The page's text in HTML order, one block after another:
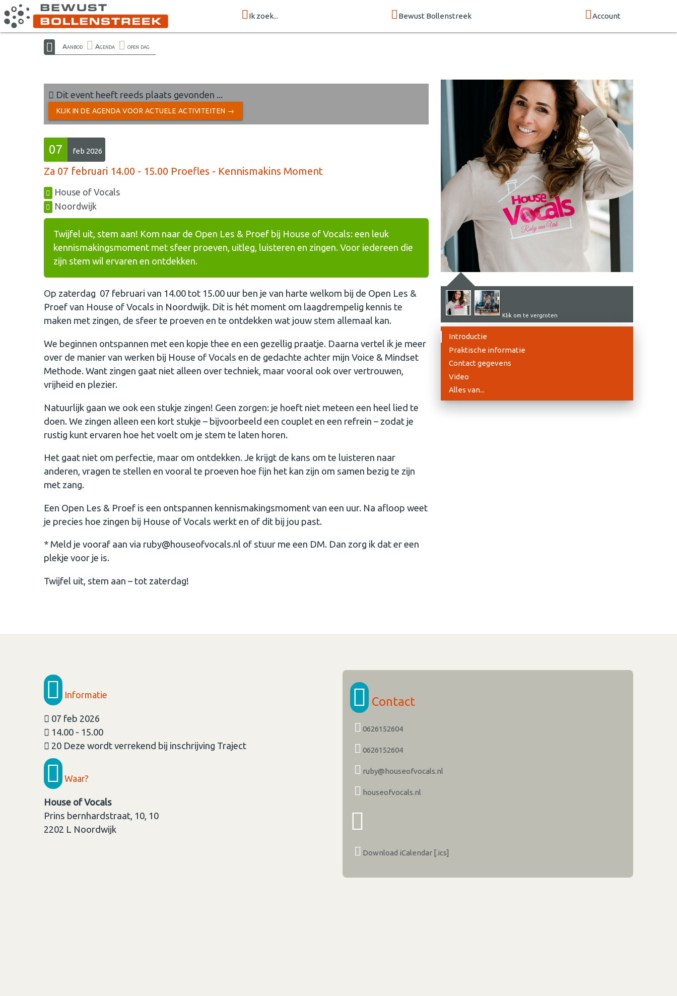
Ik zoek... Bewust Bollenstreek Account
Aanbod Agenda open dag
Dit event heeft reeds plaats gevonden ...
KIJK IN DE AGENDA VOOR ACTUELE ACTIVITEITEN →
07 feb 2026
Za 07 februari 14.00 - 15.00 Proefles - Kennismakins Moment
House of Vocals
Noordwijk
Twijfel uit, stem aan! Kom naar de Open Les & Proef bij House of Vocals: een leuk
kennismakingsmoment met sfeer proeven, uitleg, luisteren en zingen. Voor iedereen die
zijn stem wil ervaren en ontdekken.
Op zaterdag 07 februari van 14.00 tot 15.00 uur ben je van harte welkom bij de Open Les &
Proef van House of Vocals in Noordwijk. Dit is hét moment om laagdrempelig kennis te
maken met zingen, de sfeer te proeven en te ontdekken wat jouw stem allemaal kan.
We beginnen ontspannen met een kopje thee en een gezellig praatje. Daarna vertel ik je meer
over de manier van werken bij House of Vocals en de gedachte achter mijn Voice & Mindset
Methode. Want zingen gaat niet alleen over techniek, maar vooral ook over vertrouwen,
vrijheid en plezier.
Natuurlijk gaan we ook een stukje zingen! Geen zorgen: je hoeft niet meteen een heel lied te
doen. We zingen alleen een kort stukje – bijvoorbeeld een couplet en een refrein – zodat je
rustig kunt ervaren hoe het voelt om je stem te laten horen.
Het gaat niet om perfectie, maar om ontdekken. Je krijgt de kans om te luisteren naar
anderen, vragen te stellen en vooral te proeven hoe fijn het kan zijn om samen bezig te zijn
met zang.
Een Open Les & Proef is een ontspannen kennismakingsmoment van een uur. Na afloop weet
je precies hoe zingen bij House of Vocals werkt en of dit bij jou past.
* Meld je vooraf aan via ruby@houseofvocals.nl of stuur me een DM. Dan zorg ik dat er een
plekje voor je is.
Twijfel uit, stem aan – tot zaterdag!
Klik om te vergroten
Introductie
Praktische informatie
Contact gegevens
Video
Alles van...
Informatie
07 feb 2026
14.00 - 15.00
20 Deze wordt verrekend bij inschrijving Traject
Waar?
House of Vocals
Prins bernhardstraat, 10, 10
2202 L Noordwijk
Contact
0626152604
0626152604
ruby@houseofvocals.nl
houseofvocals.nl
Download iCalendar [.ics]